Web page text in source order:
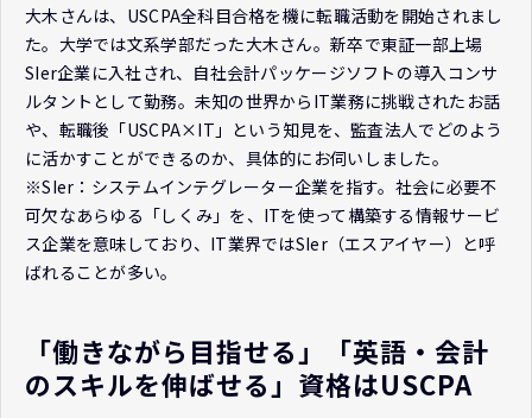
大木さんは、USCPA全科目合格を機に転職活動を開始されまし
た。大学では文系学部だった大木さん。新卒で東証一部上場
SIer企業に入社され、自社会計パッケージソフトの導入コンサ
ルタントとして勤務。未知の世界からIT業務に挑戦されたお話
や、転職後「USCPA×IT」という知見を、監査法人でどのよう
に活かすことができるのか、具体的にお伺いしました。
※SIer：システムインテグレーター企業を指す。社会に必要不
可欠なあらゆる「しくみ」を、ITを使って構築する情報サービ
ス企業を意味しており、IT業界ではSIer（エスアイヤー）と呼
ばれることが多い。
「働きながら目指せる」「英語・会計
のスキルを伸ばせる」資格はUSCPA